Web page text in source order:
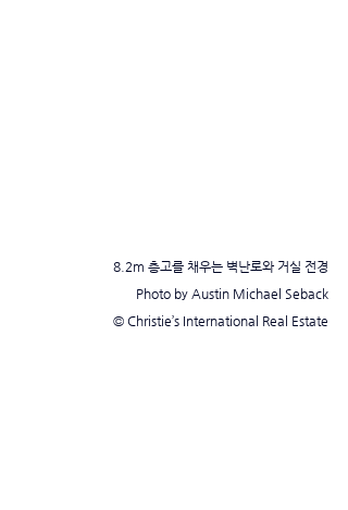
8.2m 층고를 채우는 벽난로와 거실 전경
Photo by Austin Michael Seback
© Christie’s International Real Estate